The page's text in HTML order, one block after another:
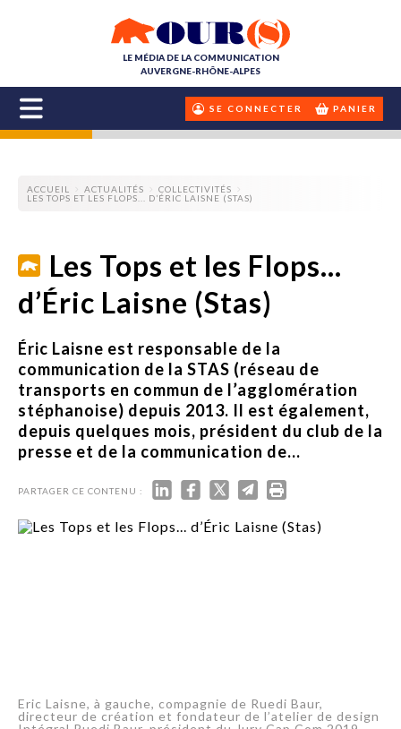
LE MÉDIA DE LA COMMUNICATION
AUVERGNE-RHÔNE-ALPES
SE CONNECTER PANIER
ACCUEIL ACTUALITÉS
COLLECTIVITÉS
LES TOPS ET LES FLOPS... D’ÉRIC LAISNE (STAS)
Les Tops et les Flops...
d’Éric Laisne (Stas)
Éric Laisne est responsable de la
communication de la STAS (réseau de
transports en commun de l’agglomération
stéphanoise) depuis 2013. Il est également,
depuis quelques mois, président du club de la
presse et de la communication de...
PARTAGER CE CONTENU :
Eric Laisne, à gauche, compagnie de Ruedi Baur,
directeur de création et fondateur de l’atelier de design